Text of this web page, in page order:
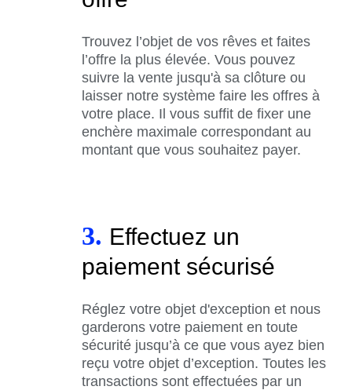
Trouvez l’objet de vos rêves et faites
l’offre la plus élevée. Vous pouvez
suivre la vente jusqu'à sa clôture ou
laisser notre système faire les offres à
votre place. Il vous suffit de fixer une
enchère maximale correspondant au
montant que vous souhaitez payer.
3. Effectuez un
paiement sécurisé
Réglez votre objet d'exception et nous
garderons votre paiement en toute
sécurité jusqu’à ce que vous ayez bien
reçu votre objet d’exception. Toutes les
transactions sont effectuées par un